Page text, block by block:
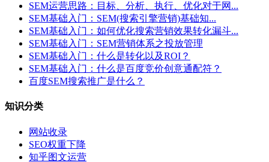
SEM运营思路：目标、分析、执行、优化对于网...
SEM基础入门：SEM(搜索引擎营销)基础知...
SEM基础入门：如何优化搜索营销效果转化漏斗...
SEM基础入门：SEM营销体系之投放管理
SEM基础入门：什么是转化以及ROI？
SEM基础入门：什么是百度竞价创意通配符？
百度SEM搜索推广是什么？
知识分类
网站收录
SEO权重下降
知乎图文运营